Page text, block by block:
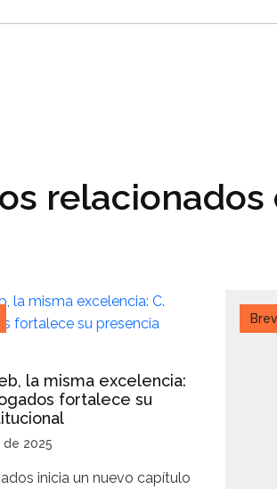
relacionados
la misma excelencia:
fortalece su
2025
inicia un nuevo capítulo